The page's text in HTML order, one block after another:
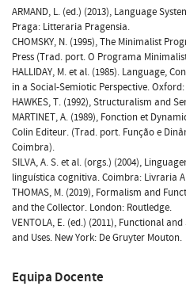
ARMAND, L. (ed.) (2013), Language
Praga: Litteraria Pragensia.
CHOMSKY, N. (1995), The Minimalist
Press (Trad. port. O Programa
HALLIDAY, M. et al. (1985). Language,
in a Social-Semiotic Perspective. Oxford:
HAWKES, T. (1992), Structuralism and
MARTINET, A. (1989), Fonction et
Colin Editeur. (Trad. port. Função e
Coimbra).
SILVA, A. S. et al. (orgs.) (2004),
linguística cognitiva. Coimbra: Livraria
THOMAS, M. (2019), Formalism and
and the Collector. London: Routledge.
VENTOLA, E. (ed.) (2011), Functional
and Uses. New York: De Gruyter Mouton.
Equipa Docente